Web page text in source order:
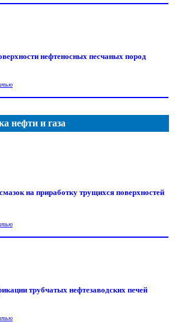
нефтеносных песчаных пород
нефти и газа
на приработку трущихся поверхностей
трубчатых нефтезаводских печей